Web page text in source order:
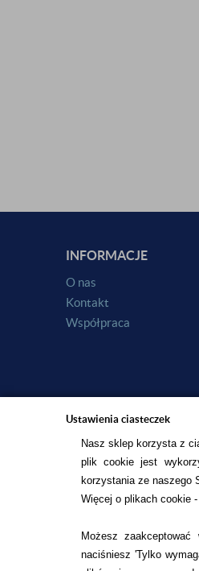
Ustawienia ciasteczek
Nasz sklep korzysta z
plik cookie jest
korzystania ze naszego
Więcej o plikach cookie -
Możesz
naciśniesz 'Tylko
INFORMACJE
O nas
Kontakt
Współpraca